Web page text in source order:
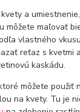
a
môžete maľovať
vlastného
reťaz s kvetmi
kaskádu.
môžete použiť
na kvety. Tu je